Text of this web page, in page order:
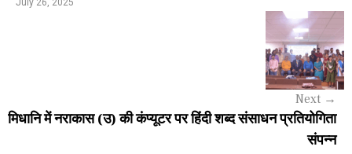
a
a
Next →
मिधानि में नराकास (उ) की कंप्यूटर पर हिंदी शब्द संसाधन प्रतियोगिता
संपन्न